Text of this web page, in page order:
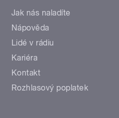
Jak nás naladíte
Nápověda
Lidé v rádiu
Kariéra
Kontakt
Rozhlasový poplatek